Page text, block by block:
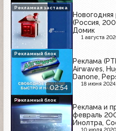
Новогодняя
(Россия,
Домик
1 августа
Рекламная заставка
02:54
Реклама
Airwaves,
Danone,
18 июня
Рекламный блок
Реклама и
февраль
Инолтра,
Рекламный блок